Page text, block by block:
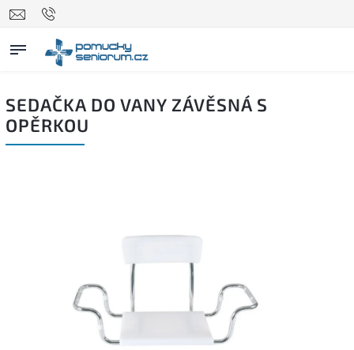
SEDAČKA DO VANY ZÁVĚSNÁ S
OPĚRKOU